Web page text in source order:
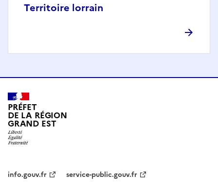
Territoire lorrain
PRÉFET
DE LA RÉGION
GRAND EST
info.gouv.fr
service-public.gouv.fr